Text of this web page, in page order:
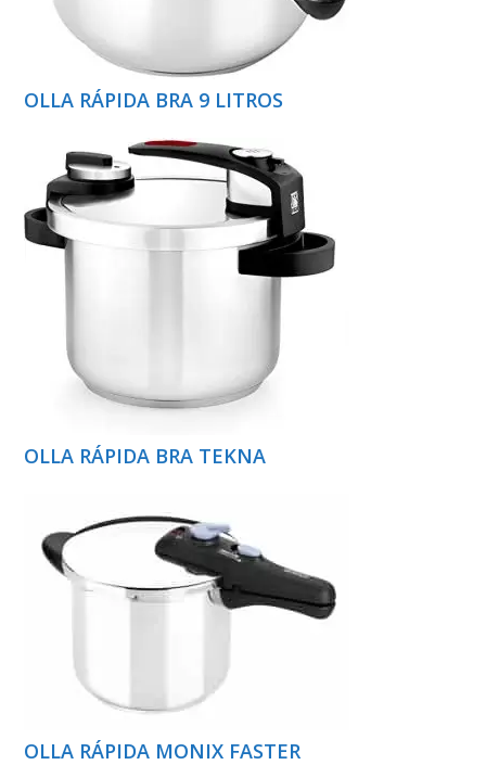
OLLA RÁPIDA BRA 9 LITROS
OLLA RÁPIDA BRA TEKNA
OLLA RÁPIDA MONIX FASTER